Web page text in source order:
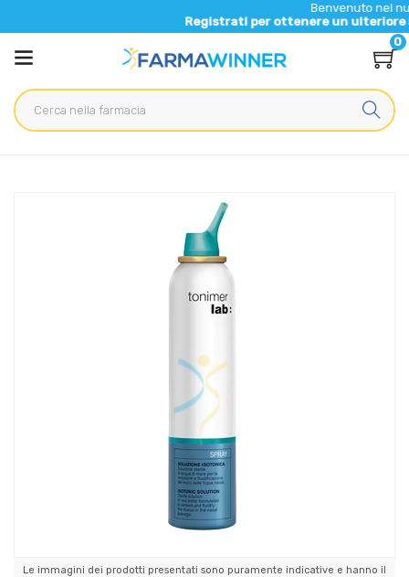
Benvenuto nel nuovo sito di
Registrati per ottenere un ulteriore 5% di
0
Ganassini Linea Tonimer Lab Normal Soluzione Isotonica
Strong Spray 200 ml
Le immagini dei prodotti presentati sono puramente indicative e hanno il